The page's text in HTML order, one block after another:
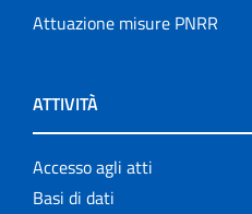
Attuazione misure PNRR
ATTIVITÀ
Accesso agli atti
Basi di dati